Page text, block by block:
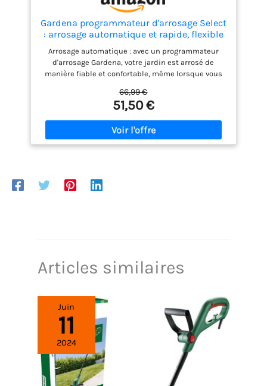
Gardena programmateur d'arrosage Select
: arrosage automatique et rapide, flexible
grâce à 3 programmations, fonction
arrosage manuel (1891-20)
Arrosage automatique : avec un programmateur
d'arrosage Gardena, votre jardin est arrosé de
manière fiable et confortable, même lorsque vous
trois programmations différentes (début
/durée/fréquence) Interface utilisateur : principe
de rotation et de pression permettant une
programmation simple et intuitive Arrosage manuel
: cette fonction vous permet de remplir un seau
66,99 €
51,50 €
Articles similaires
Juin
11
2024